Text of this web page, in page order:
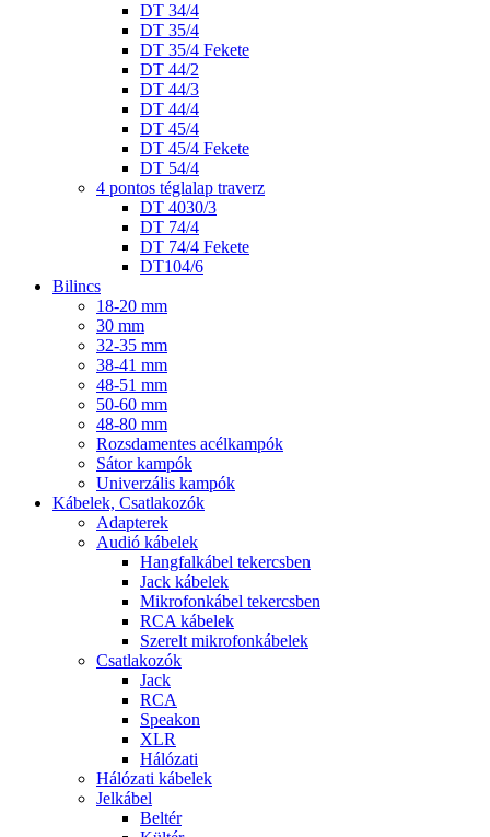
DT 34/4
DT 35/4
DT 35/4 Fekete
DT 44/2
DT 44/3
DT 44/4
DT 45/4
DT 45/4 Fekete
DT 54/4
4 pontos téglalap traverz
DT 4030/3
DT 74/4
DT 74/4 Fekete
DT104/6
Bilincs
18-20 mm
30 mm
32-35 mm
38-41 mm
48-51 mm
50-60 mm
48-80 mm
Rozsdamentes acélkampók
Sátor kampók
Univerzális kampók
Kábelek, Csatlakozók
Adapterek
Audió kábelek
Hangfalkábel tekercsben
Jack kábelek
Mikrofonkábel tekercsben
RCA kábelek
Szerelt mikrofonkábelek
Csatlakozók
Jack
RCA
Speakon
XLR
Hálózati
Hálózati kábelek
Jelkábel
Beltér